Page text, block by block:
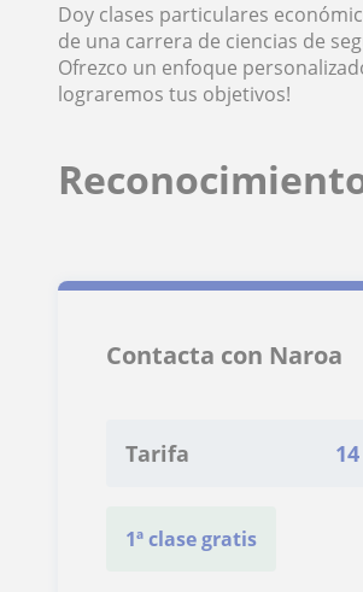
Doy clases particulares
de una carrera de ciencias de
Ofrezco un enfoque
lograremos tus objetivos!
Contacta con Naroa
Tarifa 14
1ª clase gratis